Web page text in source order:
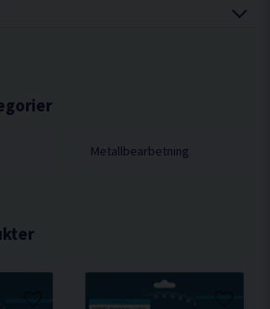
mm 1.8
(varv/min.) 10000
0
Metallbearbetning